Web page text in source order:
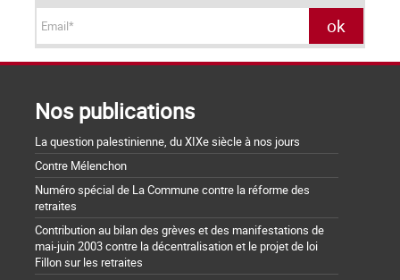
Nos publications
La question palestinienne, du XIXe siècle à nos jours
Contre Mélenchon
Numéro spécial de La Commune contre la réforme des
retraites
Contribution au bilan des grèves et des manifestations de
mai-juin 2003 contre la décentralisation et le projet de loi
Fillon sur les retraites